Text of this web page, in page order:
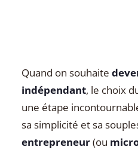
Quand on souhaite
indépendant, le choix
une étape
sa simplicité et sa
entrepreneur(ou